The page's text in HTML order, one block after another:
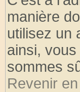
manière
utilisez un
ainsi,
sommes
Revenir